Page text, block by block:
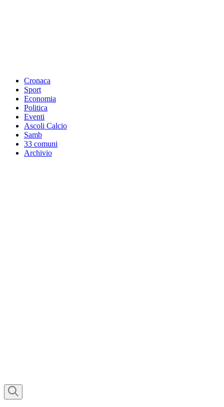
Cronaca
Sport
Economia
Politica
Eventi
Ascoli Calcio
Samb
33 comuni
Archivio